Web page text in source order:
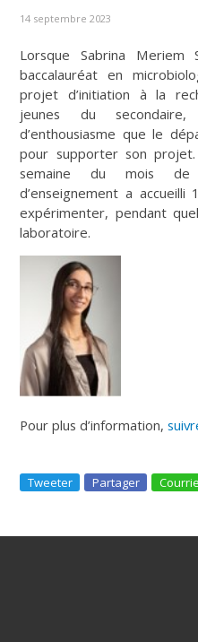
14 septembre 2023
Lorsque Sabrina Meriem
baccalauréat en
projet d’initiation à la
jeunes du
d’enthousiasme que le
pour supporter son
semaine du mois
d’enseignement a
expérimenter, pendant
laboratoire.
Pour plus d’information,
Tweeter Partager